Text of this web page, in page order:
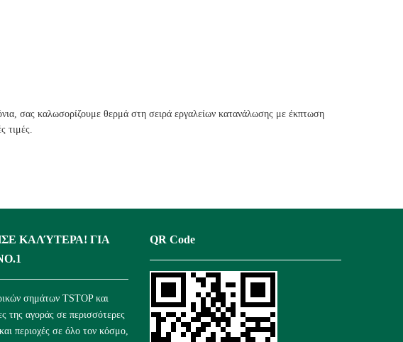
σας καλωσορίζουμε θερμά στη σειρά εργαλείων κατανάλωσης με έκπτωση
τιμές.
ΚΑΛΎΤΕΡΑ! ΓΙΑ
σημάτων TSTOP και
της αγοράς σε περισσότερες
περιοχές σε όλο τον κόσμο,
QR Code